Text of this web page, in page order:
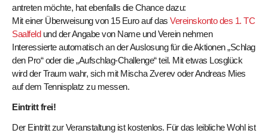
antreten möchte, hat ebenfalls die Chance dazu:
Mit einer Überweisung von 15 Euro auf das Vereinskonto des 1. TC
Saalfeldund der Angabe von Name und Verein nehmen
Interessierte automatisch an der Auslosung für die Aktionen „Schlag
den Pro“ oder die „Aufschlag-Challenge“ teil. Mit etwas Losglück
wird der Traum wahr, sich mit Mischa Zverev oder Andreas Mies
auf dem Tennisplatz zu messen.
Eintritt frei!
Der Eintritt zur Veranstaltung ist kostenlos. Für das leibliche Wohl ist